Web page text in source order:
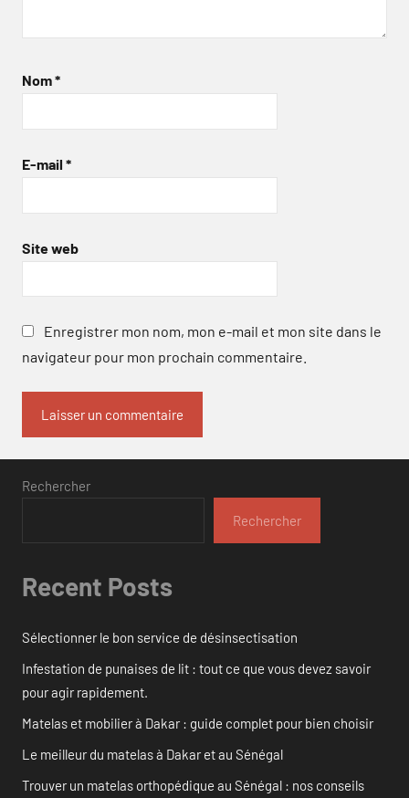
Nom*
E-mail *
Site web
Enregistrer mon nom, mon e-mail et mon site dans le
navigateur pour mon prochain commentaire.
Rechercher
Rechercher
Recent Posts
Sélectionner le bon service de désinsectisation
Infestation de punaises de lit : tout ce que vous devez savoir
pour agir rapidement.
Matelas et mobilier à Dakar : guide complet pour bien choisir
Le meilleur du matelas à Dakar et au Sénégal
Trouver un matelas orthopédique au Sénégal : nos conseils